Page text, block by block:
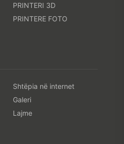
PRINTERI 3D
PRINTERE FOTO
Shtëpia në internet
Galeri
Lajme